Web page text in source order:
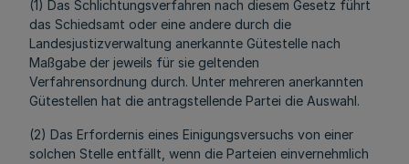
(1) Das Schlichtungsverfahren nach diesem Gesetz führt
das Schiedsamt oder eine andere durch die
Landesjustizverwaltung anerkannte Gütestelle nach
Maßgabe der jeweils für sie geltenden
Verfahrensordnung durch. Unter mehreren anerkannten
Gütestellen hat die antragstellende Partei die Auswahl.
(2) Das Erfordernis eines Einigungsversuchs von einer
solchen Stelle entfällt, wenn die Parteien einvernehmlich